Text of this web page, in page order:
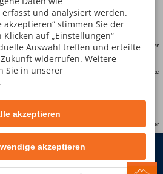
Kunden-
Neutouren
Restplätze
Newsletter
ÖFFNUNGSZEITEN
Mo - Do 08:00-12:00 und
14:00-17:00
Freitag
08:00-13:00
Sa, So
geschlossen
14:00-17:00 Uhr
Fr: 09:00-13:00 Uhr
Instagram YouTube
und analysiert werden.
akzeptieren“ stimmen Sie der
auf „Einstellungen“
Auswahl treffen und erteilte
widerrufen. Weitere
Sie in unserer
akzeptieren
akzeptieren